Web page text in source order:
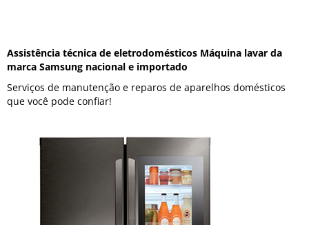
Assistência técnica de eletrodomésticos Máquina lavar da
marca Samsung nacional e importado
Serviços de manutenção e reparos de aparelhos domésticos
que você pode confiar!